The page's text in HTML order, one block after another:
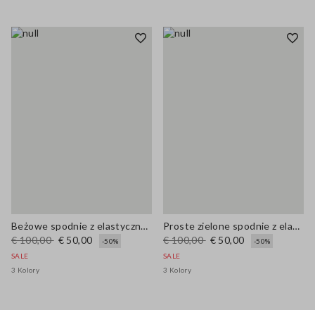
Beżowe spodnie z elastycznej bawełny
€ 100,00 € 50,00
-50%
SALE
3 Kolory
Proste zielone spodnie z elastycznej bawełny
€ 100,00 € 50,00
-50%
SALE
3 Kolory